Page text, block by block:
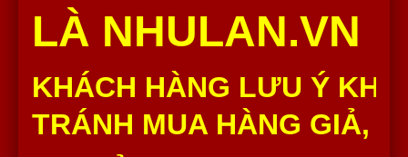
LÀ NHULAN.VN
KHÁCH HÀNG LƯU Ý
TRÁNH MUA HÀNG GIẢ,